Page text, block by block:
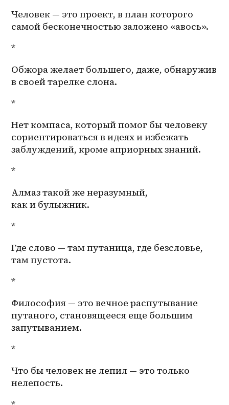
Человек — это проект, в план которого
самой бесконечностью заложено «авось».
*
Обжора желает большего, даже, обнаружив
в своей тарелке слона.
*
Нет компаса, который помог бы человеку
сориентироваться в идеях и избежать
заблуждений, кроме априорных знаний.
*
Алмаз такой же неразумный,
как и булыжник.
*
Где слово — там путаница, где безсловье,
там пустота.
*
Философия — это вечное распутывание
путаного, становящееся еще большим
запутыванием.
*
Что бы человек не лепил — это только
нелепость.